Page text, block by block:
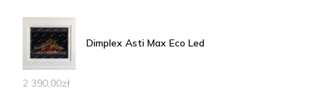
Dimplex Asti Max Eco Led
2 390,00zł